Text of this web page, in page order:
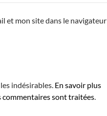
et mon site dans le navigateur
indésirables. En savoir plus
commentaires sont traitées.